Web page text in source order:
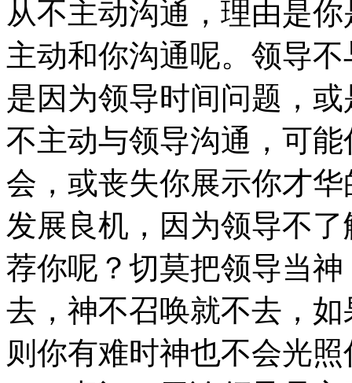
从不主动沟通，理由是
主动和你沟通呢。领导
是因为领导时间问题，
不主动与领导沟通，可
会，或丧失你展示你才
发展良机，因为领导不
荐你呢？切莫把领导当
去，神不召唤就不去，
则你有难时神也不会光